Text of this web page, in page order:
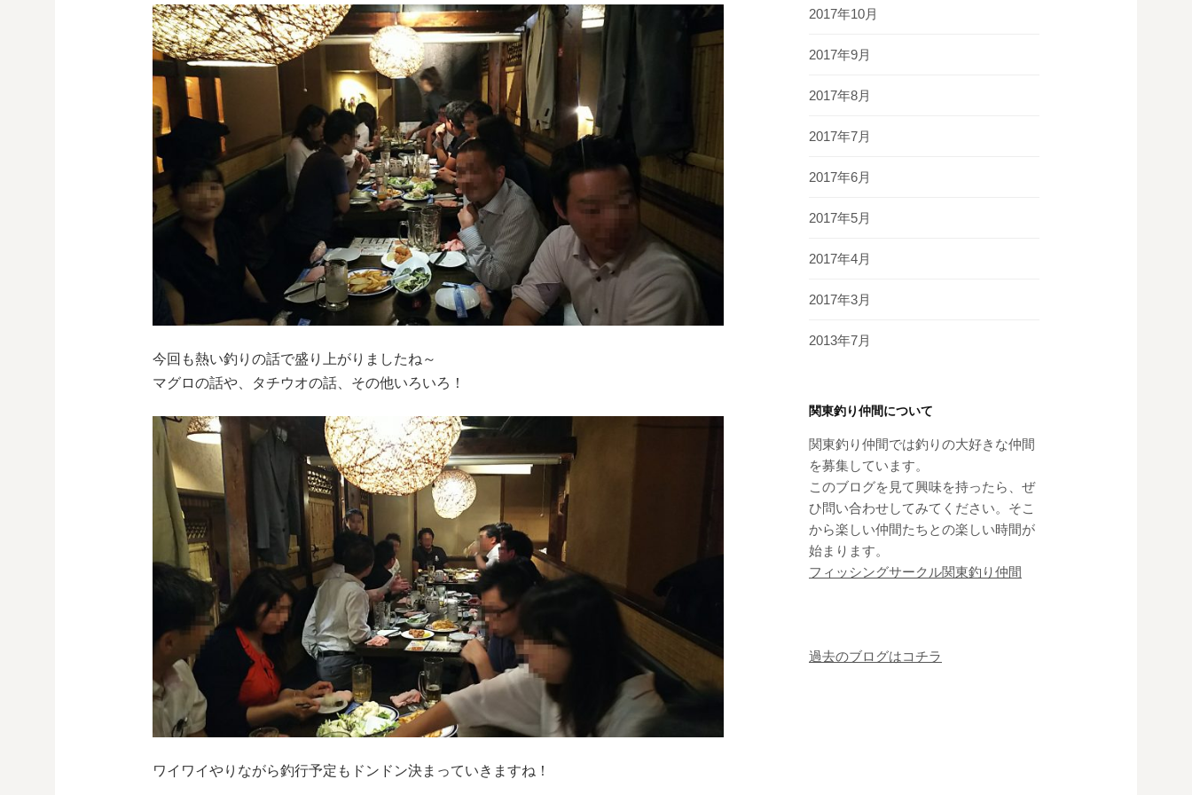
今回も熱い釣りの話で盛り上がりましたね～
マグロの話や、タチウオの話、その他いろいろ！
ワイワイやりながら釣行予定もドンドン決まっていきますね！
2017年10月
2017年9月
2017年8月
2017年7月
2017年6月
2017年5月
2017年4月
2017年3月
2013年7月
関東釣り仲間について
関東釣り仲間では釣りの大好きな仲間
を募集しています。
このブログを見て興味を持ったら、ぜ
ひ問い合わせしてみてください。そこ
から楽しい仲間たちとの楽しい時間が
始まります。
フィッシングサークル関東釣り仲間
過去のブログはコチラ